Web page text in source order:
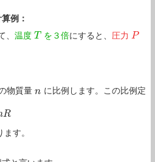
例：
、温度T
T を３倍にすると、 圧力 P
P
物質量 n
n に比例します。この比例定
R
ます。